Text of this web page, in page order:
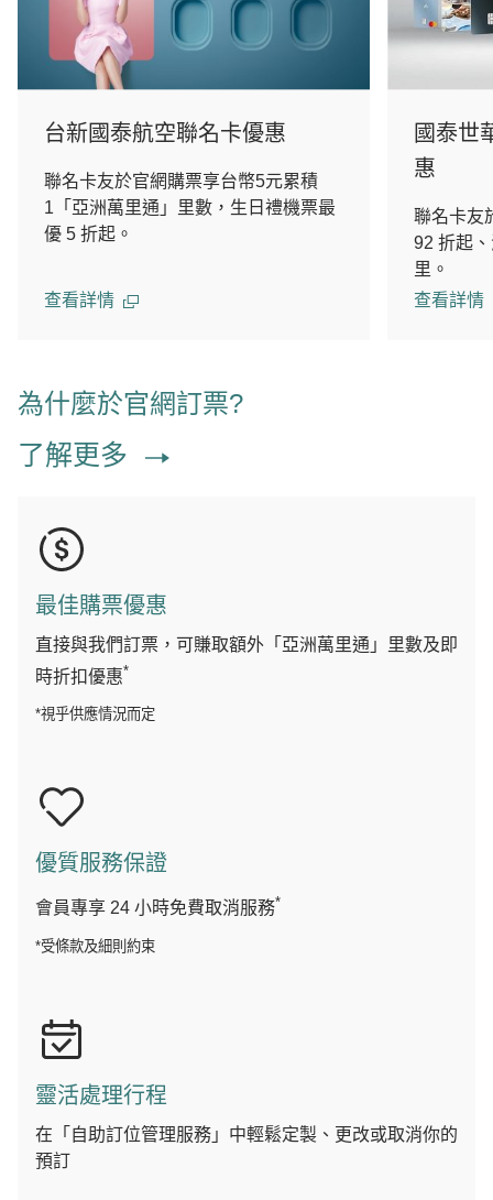
台新國泰航空聯名卡優惠
聯名卡友於官網購票享台幣5元累積
1「亞洲萬里通」里數，生日禮機票最
優 5 折起。
查看詳情
國泰世
惠
聯名卡友
92 折起
里。
查看詳情
為什麼於官網訂票?
了解更多
最佳購票優惠
直接與我們訂票，可賺取額外「亞洲萬里通」里數及即
時折扣優惠*
*視乎供應情況而定
優質服務保證
會員專享 24 小時免費取消服務*
*受條款及細則約束
靈活處理行程
在「自助訂位管理服務」中輕鬆定製、更改或取消你的
預訂